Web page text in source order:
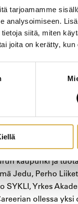
tarjoamamme
analysoimiseen.
siitä, miten
joita on kerätty,
on
on Opetus- ja
ammatillisen
kaupunki ja
Jedu, Perho
Yrkes
ollessa yksi